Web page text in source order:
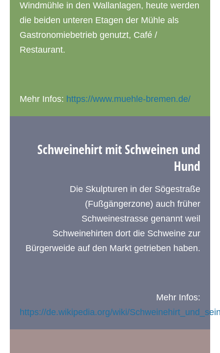
Windmühle in den Wallanlagen, heute werden
die beiden unteren Etagen der Mühle als
Gastronomiebetrieb genutzt, Café /
Restaurant.
Mehr Infos: https://www.muehle-bremen.de/
Schweinehirt mit Schweinen und
Hund
Die Skulpturen in der Sögestraße
(Fußgängerzone) auch früher
Schweinestrasse genannt weil
Schweinehirten dort die Schweine zur
Bürgerweide auf den Markt getrieben haben.
Mehr Infos:
https://de.wikipedia.org/wiki/